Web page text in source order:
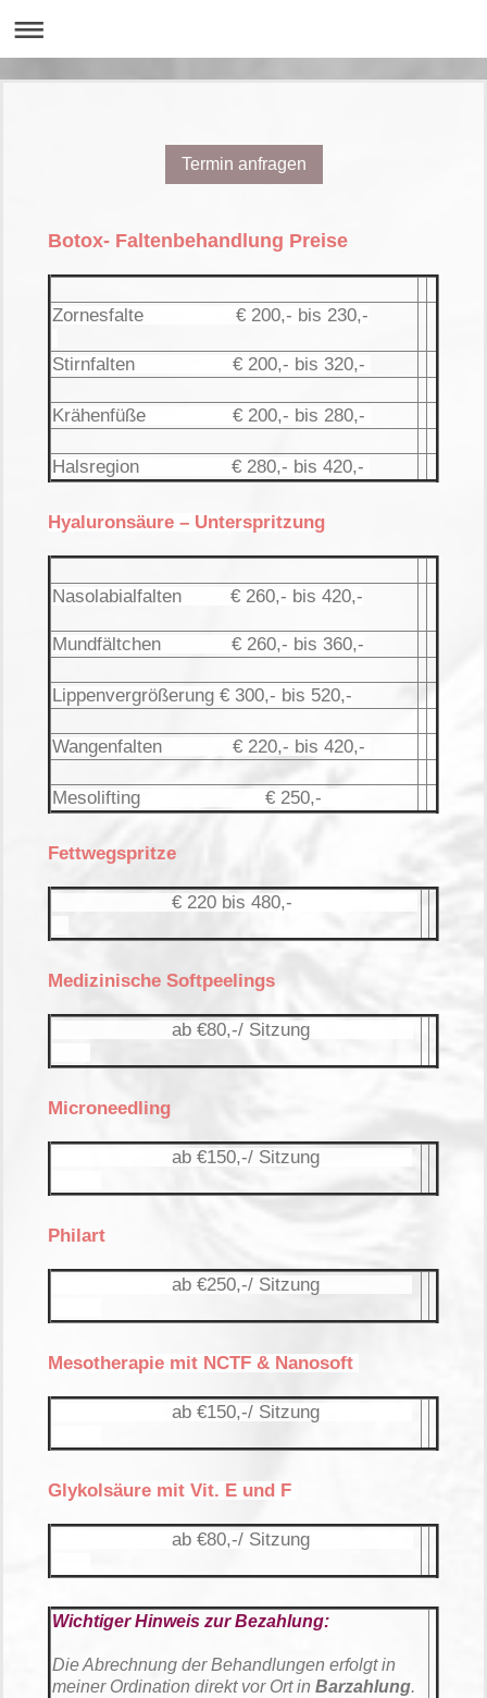
Termin anfragen
Botox- Faltenbehandlung Preise
Zornesfalte € 200,- bis 230,-
Stirnfalten € 200,- bis 320,-
Krähenfüße € 200,- bis 280,-
Halsregion € 280,- bis 420,-
Hyaluronsäure – Unterspritzung
Nasolabialfalten € 260,- bis 420,-
Mundfältchen € 260,- bis 360,-
Lippenvergrößerung € 300,- bis 520,-
Wangenfalten € 220,- bis 420,-
Mesolifting € 250,-
Fettwegspritze
€ 220 bis 480,-
Medizinische Softpeelings
ab €80,-/ Sitzung
Microneedling
ab €150,-/ Sitzung
Philart
ab €250,-/ Sitzung
Mesotherapie mit NCTF & Nanosoft
ab €150,-/ Sitzung
Glykolsäure mit Vit. E und F
ab €80,-/ Sitzung
Wichtiger Hinweis zur Bezahlung:
Die Abrechnung der Behandlungen erfolgt in
meiner Ordination direkt vor Ort in Barzahlung.